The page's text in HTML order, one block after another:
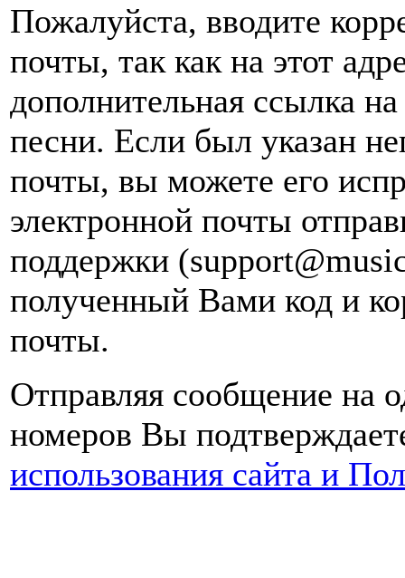
Пожалуйста, вводите
почты, так как на этот
дополнительная ссылка
песни. Если был указан
почты, вы можете его
электронной почты
поддержки
полученный Вами код и
почты.
Отправляя сообщение на
номеров Вы
использования сайта и